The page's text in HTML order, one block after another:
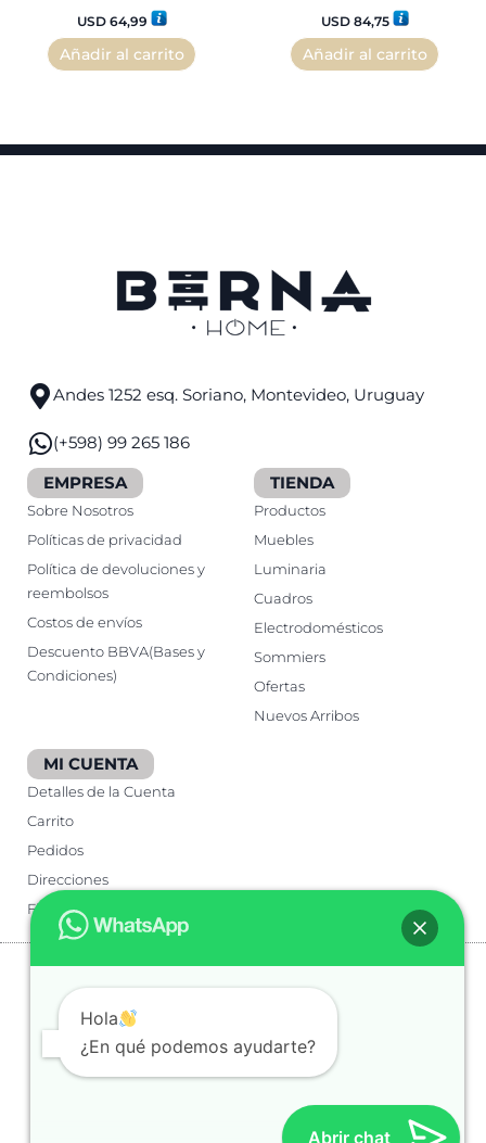
USD64,99
Añadir al carrito
USD84,75
Añadir al carrito
Andes 1252 esq. Soriano, Montevideo, Uruguay
(+598) 99 265 186
EMPRESA
Sobre Nosotros
Políticas de privacidad
Política de devoluciones y
reembolsos
Costos de envíos
Descuento BBVA(Bases y
Condiciones)
TIENDA
Productos
Muebles
Luminaria
Cuadros
Electrodomésticos
Sommiers
Ofertas
Nuevos Arribos
MI CUENTA
Detalles de la Cuenta
Carrito
Pedidos
Direcciones
Finalizar Compra
Hola
¿En qué podemos ayudarte?
Abrir chat